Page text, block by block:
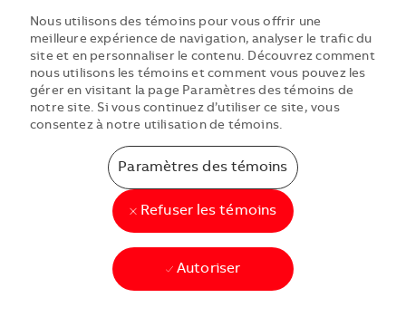
Nous utilisons des témoins pour vous offrir une
meilleure expérience de navigation, analyser le trafic du
site et en personnaliser le contenu. Découvrez comment
nous utilisons les témoins et comment vous pouvez les
gérer en visitant la page Paramètres des témoins de
notre site. Si vous continuez d’utiliser ce site, vous
consentez à notre utilisation de témoins.
Paramètres des témoins
Refuser les témoins
Autoriser